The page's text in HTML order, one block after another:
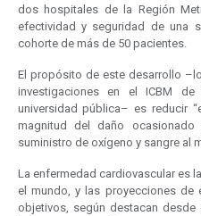
dos hospitales de la Región
efectividad y seguridad de una
cohorte de más de 50 pacientes.
El propósito de este desarrollo
investigaciones en el ICBM
universidad pública– es reducir
magnitud del daño
suministro de oxígeno y sangre al
La enfermedad cardiovascular es
el mundo, y las proyecciones de
objetivos, según destacan